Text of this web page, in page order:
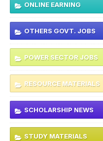
ONLINE EARNING
OTHERS GOVT. JOBS
POWER SECTOR JOBS
RESOURCE MATERIALS
SCHOLARSHIP NEWS
STUDY MATERIALS